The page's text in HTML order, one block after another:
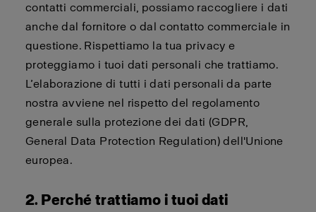
contatti commerciali, possiamo raccogliere i dati
anche dal fornitore o dal contatto commerciale in
questione. Rispettiamo la tua privacy e
proteggiamo i tuoi dati personali che trattiamo.
L’elaborazione di tutti i dati personali da parte
nostra avviene nel rispetto del regolamento
generale sulla protezione dei dati (GDPR,
General Data Protection Regulation) dell'Unione
europea.
2. Perché trattiamo i tuoi dati